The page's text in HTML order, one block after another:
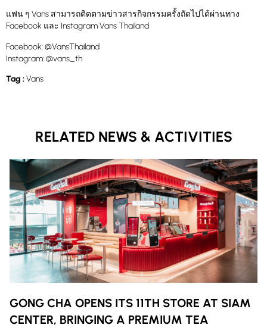
แฟน ๆ Vans สามารถติดตามข่าวสารกิจกรรมครั้งถัดไปได้ผ่านทาง
Facebook และ Instagram Vans Thailand
Facebook: @VansThailand
Instagram: @vans_th
Tag :Vans
RELATED NEWS & ACTIVITIES
GONG CHA OPENS ITS 11TH STORE AT SIAM
CENTER, BRINGING A PREMIUM TEA